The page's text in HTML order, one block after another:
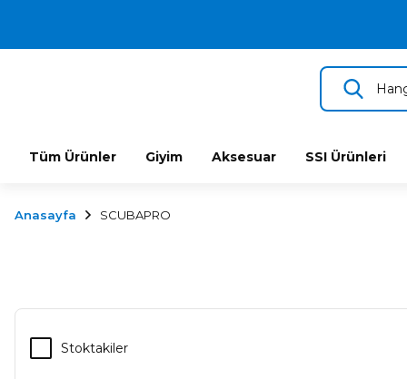
KAMPANYALI TAKSİTLİ SATIŞ
Tüm Ürünler Giyim Aksesuar SSI Ürünleri
Anasayfa SCUBAPRO
Stoktakiler